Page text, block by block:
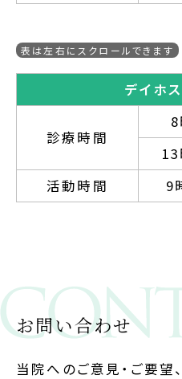
デイホ
診療時間
活動時間
9
お問い合わせ
当院へのご意見・ご要望